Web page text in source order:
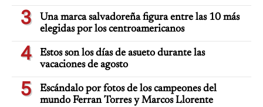
3
Una marca salvadoreña figura entre las 10 más
elegidas por los centroamericanos
4
Estos son los días de asueto durante las
vacaciones de agosto
5
Escándalo por fotos de los campeones del
mundo Ferran Torres y Marcos Llorente